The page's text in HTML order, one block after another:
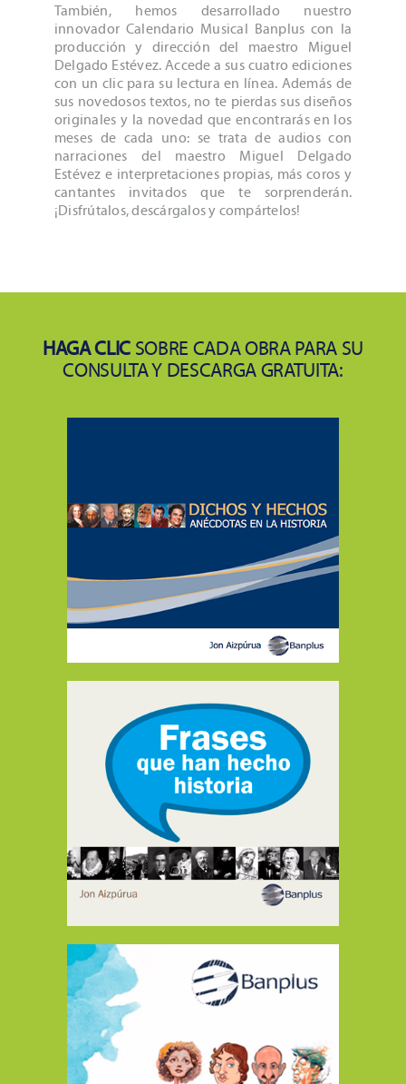
También, hemos desarrollado nuestro
innovador Calendario Musical Banplus con la
producción y dirección del maestro Miguel
Delgado Estévez. Accede a sus cuatro ediciones
con un clic para su lectura en línea. Además de
sus novedosos textos, no te pierdas sus diseños
originales y la novedad que encontrarás en los
meses de cada uno: se trata de audios con
narraciones del maestro Miguel Delgado
Estévez e interpretaciones propias, más coros y
cantantes invitados que te sorprenderán.
¡Disfrútalos, descárgalos y compártelos!
HAGA CLICSOBRE CADA OBRA PARA SU
CONSULTA Y DESCARGA GRATUITA: